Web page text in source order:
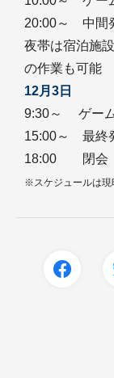
20:00～ 中間
夜帯は宿泊施
の作業も可能
12月3日
9:30～ ゲー
15:00～ 最終
18:00 閉会
※スケジュールは現